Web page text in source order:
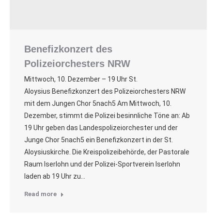
Benefizkonzert des
Polizeiorchesters NRW
Mittwoch, 10. Dezember – 19 Uhr St.
Aloysius Benefizkonzert des Polizeiorchesters NRW
mit dem Jungen Chor 5nach5 Am Mittwoch, 10.
Dezember, stimmt die Polizei besinnliche Töne an: Ab
19 Uhr geben das Landespolizeiorchester und der
Junge Chor 5nach5 ein Benefizkonzert in der St.
Aloysiuskirche. Die Kreispolizeibehörde, der Pastorale
Raum Iserlohn und der Polizei-Sportverein Iserlohn
laden ab 19 Uhr zu…
Read more